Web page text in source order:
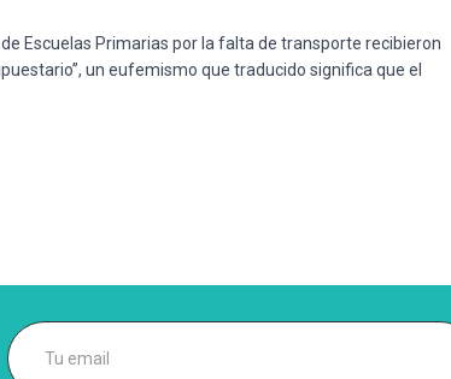
Escuelas Primarias por la falta de transporte recibieron
un eufemismo que traducido significa que el